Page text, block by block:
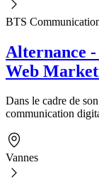
BTS
Alternance
Web
Dans le cadre de
communication
Vannes